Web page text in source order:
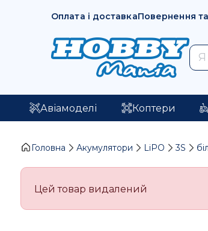
Оплата і доставкаПовернення
Авіамоделі Коптери
Головна Акумулятори LiPO 3S
Цей товар видалений